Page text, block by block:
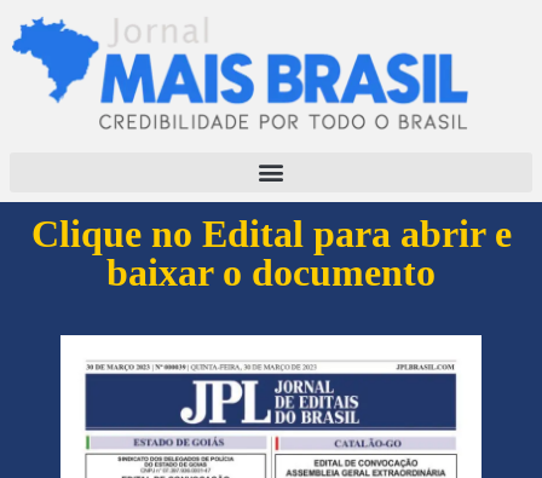
Clique no Edital para abrir e
baixar o documento